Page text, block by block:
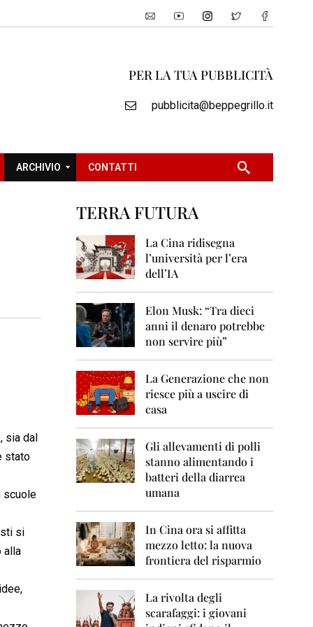
PER LA TUA PUBBLICITÀ
pubblicita@beppegrillo.it
ARCHIVIO
0
0
8
0
2
0
CONTATTI
sia dal
stato
scuole
si
alla
TERRA FUTURA
La Cina ridisegna
l’università per l’era
dell’IA
Elon Musk: “Tra dieci
anni il denaro potrebbe
non servire più”
La Generazione che non
riesce più a uscire di
casa
Gli allevamenti di polli
stanno alimentando i
batteri della diarrea
umana
In Cina ora si affitta
mezzo letto: la nuova
frontiera del risparmio
La rivolta degli
scarafaggi: i giovani